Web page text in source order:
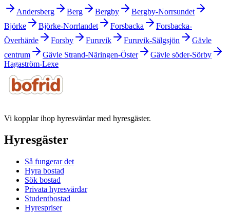
Andersberg Berg Bergby
Bergby-Norrsundet
Björke
Björke-Norrlandet Forsbacka
Forsbacka-
Överhärde
Forsby Furuvik Furuvik-Sälgsjön
Gävle
centrum
Gävle Strand-Näringen-Öster
Gävle söder-Sörby
Hagaström-Lexe
Vi kopplar ihop hyresvärdar med hyresgäster.
Hyresgäster
Så fungerar det
Hyra bostad
Sök bostad
Privata hyresvärdar
Studentbostad
Hyrespriser